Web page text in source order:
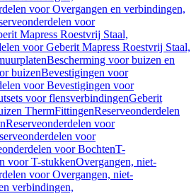
voor Overgangen en verbindingen,
voor
Mapress Roestvrij Staal,
voor Geberit Mapress Roestvrij Staal,
Bescherming voor buizen en
buizenBevestigingen voor
voor Bevestigingen voor
voor flensverbindingenGeberit
ThermFittingenReserveonderdelen
Reserveonderdelen voor
voor
voor BochtenT-
voor T-stukkenOvergangen, niet-
voor Overgangen, niet-
verbindingen,